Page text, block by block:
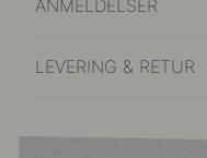
ANMELDELSER
LEVERING & RETUR